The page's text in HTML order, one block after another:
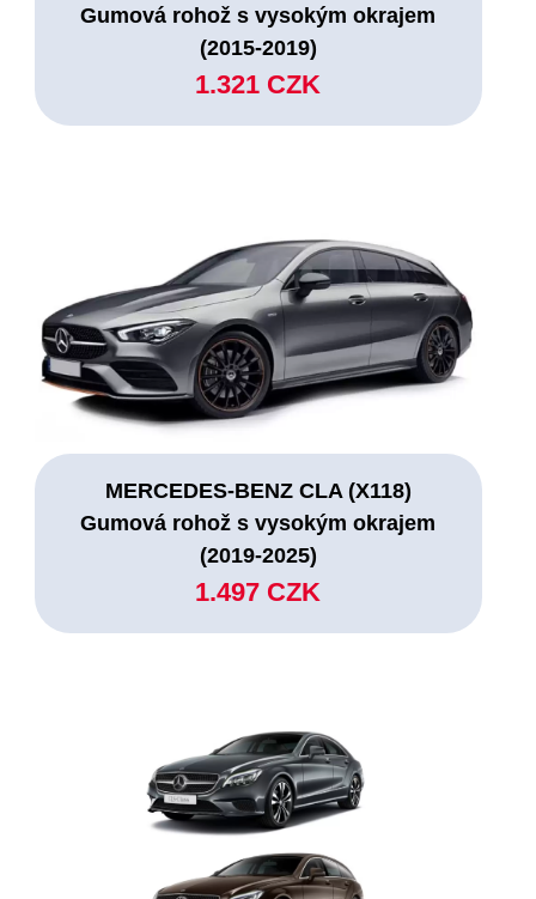
Gumová rohož s vysokým okrajem
(2015-2019)
1.321 CZK
MERCEDES-BENZ CLA (X118)
Gumová rohož s vysokým okrajem
(2019-2025)
1.497 CZK